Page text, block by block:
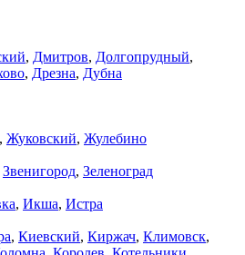
, Дмитров, Долгопрудный,
, Дрезна, Дубна
, Жуковский, Жулебино
Звенигород, Зеленоград
, Икша, Истра
, Киевский, Киржач, Климовск,